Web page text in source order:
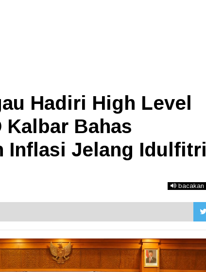
Hadiri High Level
Kalbar Bahas
Inflasi Jelang Idulfitri
bacakan